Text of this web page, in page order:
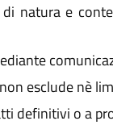
natura e
esclude nè
definitivi o a